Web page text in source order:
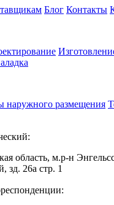
Блог Контакты
наружного размещения
область, м.р-н
зд. 26а стр. 1